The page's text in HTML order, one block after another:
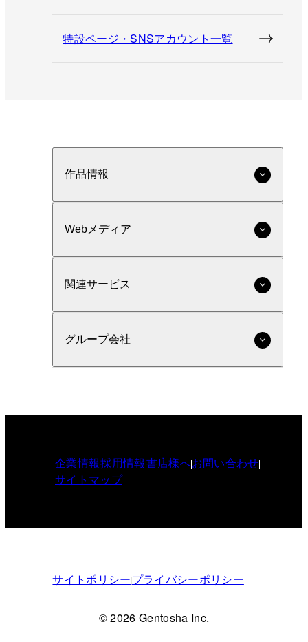
特設ページ・SNSアカウント一覧
作品情報
Webメディア
関連サービス
グループ会社
企業情報採用情報書店様へお問い合わせ
サイトマップ
サイトポリシープライバシーポリシー
© 2026 Gentosha Inc.